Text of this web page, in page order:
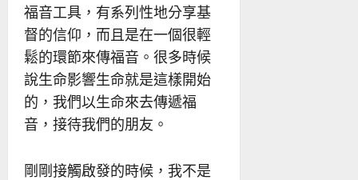
福音工具，有系列性地分享基
督的信仰，而且是在一個很輕
鬆的環節來傳福音。很多時候
說生命影響生命就是這樣開始
的，我們以生命來去傳遞福
音，接待我們的朋友。
剛剛接觸啟發的時候，我不是